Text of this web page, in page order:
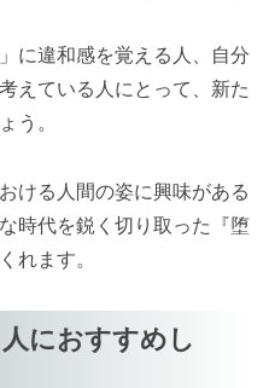
に違和感を覚える人、自分
えている人にとって、新た
う。
ける人間の姿に興味がある
時代を鋭く切り取った『堕
れます。
におすすめし